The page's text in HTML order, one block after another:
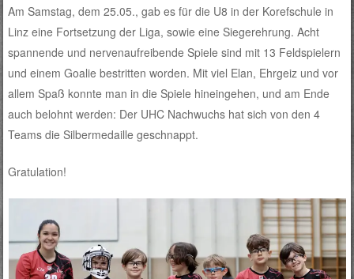
Am Samstag, dem 25.05., gab es für die U8 in der Korefschule in
Linz eine Fortsetzung der Liga, sowie eine Siegerehrung. Acht
spannende und nervenaufreibende Spiele sind mit 13 Feldspielern
und einem Goalie bestritten worden. Mit viel Elan, Ehrgeiz und vor
allem Spaß konnte man in die Spiele hineingehen, und am Ende
auch belohnt werden: Der UHC Nachwuchs hat sich von den 4
Teams die Silbermedaille geschnappt.
Gratulation!